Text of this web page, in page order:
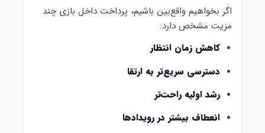
اگر بخواهیم واقع‌بین باشیم، پرداخت داخل بازی چند
مزیت مشخص دارد:
کاهش زمان انتظار
دسترسی سریع‌تر به ارتقا
رشد اولیه راحت‌تر
انعطاف بیشتر در رویدادها